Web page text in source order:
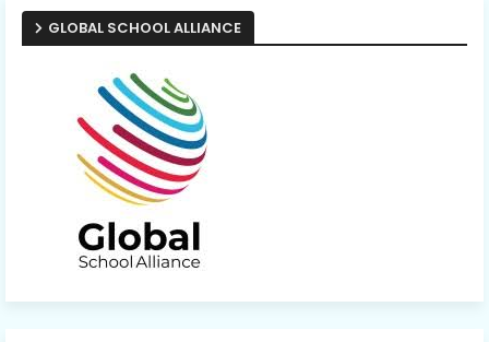
GLOBAL SCHOOL ALLIANCE